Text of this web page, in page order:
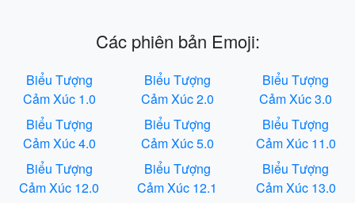
Các phiên bản Emoji:
Biểu Tượng
Cảm Xúc 1.0
Biểu Tượng
Cảm Xúc 2.0
Biểu Tượng
Cảm Xúc 3.0
Biểu Tượng
Cảm Xúc 4.0
Biểu Tượng
Cảm Xúc 5.0
Biểu Tượng
Cảm Xúc 11.0
Biểu Tượng
Cảm Xúc 12.0
Biểu Tượng
Cảm Xúc 12.1
Biểu Tượng
Cảm Xúc 13.0